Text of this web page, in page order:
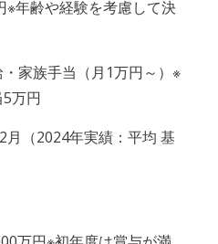
※年齢や経験を考慮して決
家族手当（月1万円～）※
万円
（2024年実績：平均 基